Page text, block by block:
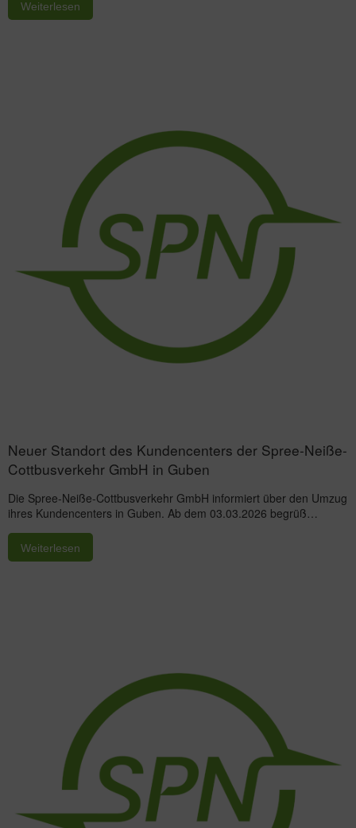
Weiterlesen
Neuer Standort des Kundencenters der Spree-Neiße-
Cottbusverkehr GmbH in Guben
Die Spree-Neiße-Cottbusverkehr GmbH informiert über den Umzug
ihres Kundencenters in Guben. Ab dem 03.03.2026 begrüß…
Weiterlesen